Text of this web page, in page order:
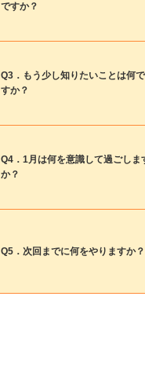
ですか？
Q3．もう少し知りたいことは何で
すか？
Q4．1月は何を意識して過ごしま
か？
Q5．次回までに何をやりますか？